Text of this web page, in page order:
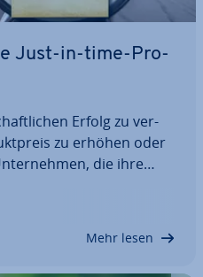
Just-in-time-Pro­
Erfolg zu ver­
zu erhöhen oder
die ihre
time-Pro­duk­ti­on ver­
Mehr lesen